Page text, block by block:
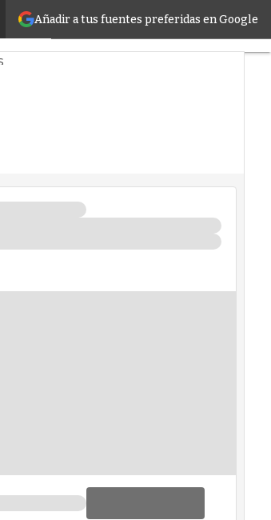
Añadir a tus fuentes preferidas en Google
CPD y